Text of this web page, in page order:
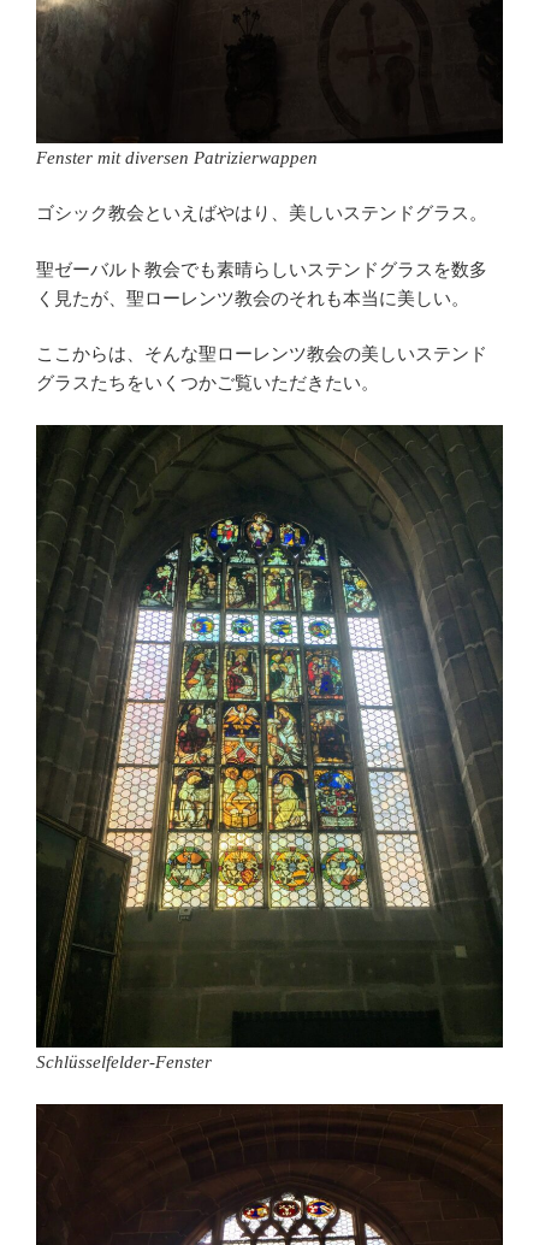
Fenster mit diversen Patrizierwappen
ゴシック教会といえばやはり、美しいステンドグラス。
聖ゼーバルト教会でも素晴らしいステンドグラスを数多
く見たが、聖ローレンツ教会のそれも本当に美しい。
ここからは、そんな聖ローレンツ教会の美しいステンド
グラスたちをいくつかご覧いただきたい。
Schlüsselfelder-Fenster